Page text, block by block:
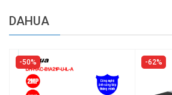
DAHUA
50% 62%